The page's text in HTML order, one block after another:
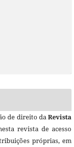
de direito daRevista
revista de acesso
próprias, em